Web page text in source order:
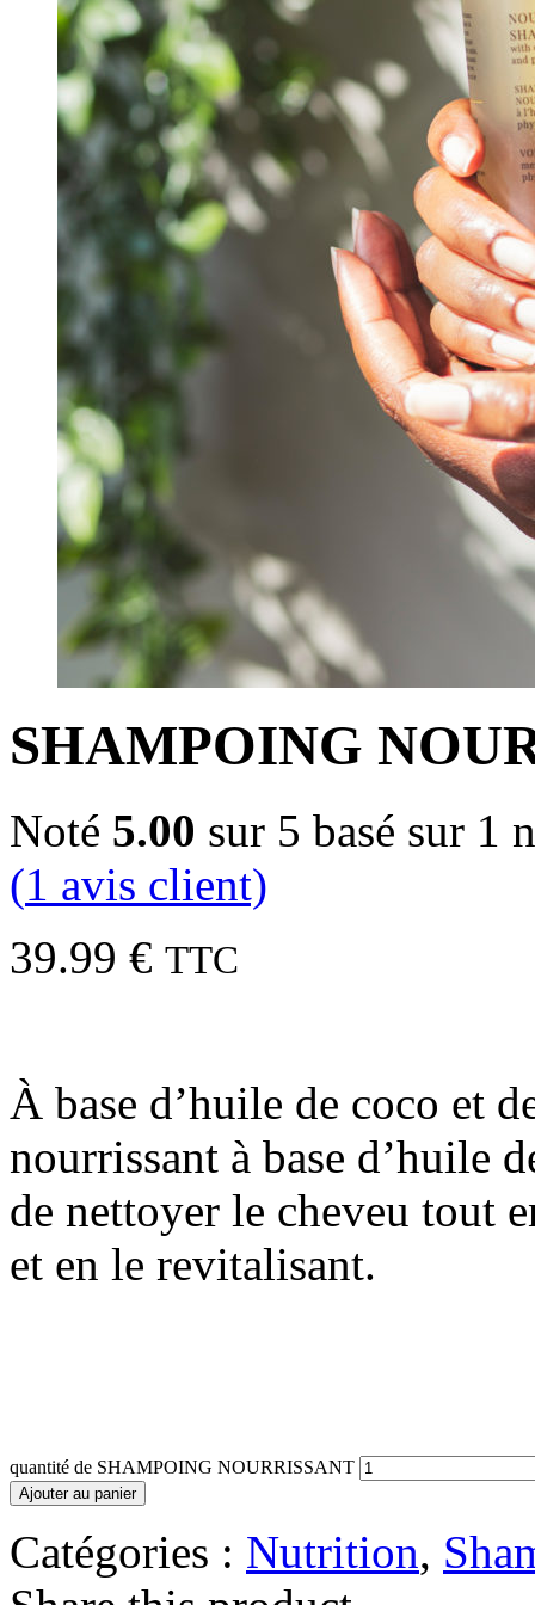
SHAMPOING
Noté 5.00 sur 5 basé sur 1
(1 avis client)
39.99 € TTC
À base d’huile de coco et
nourrissant à base d’huile
de nettoyer le cheveu tout
et en le revitalisant.
quantité de SHAMPOING NOURRISSANT
Ajouter au panier
Catégories : Nutrition,